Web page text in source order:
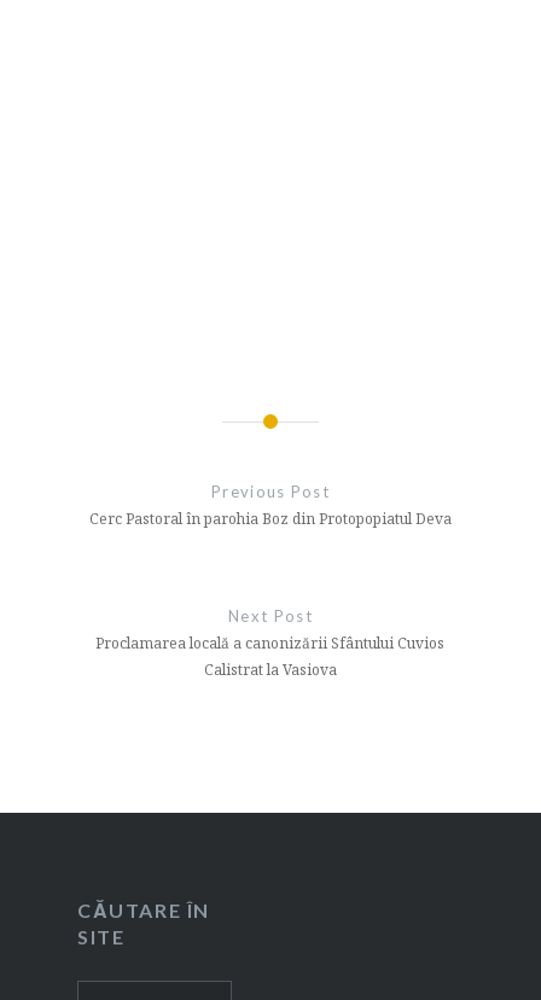
articole
Previous Post
Cerc Pastoral în parohia Boz din Protopopiatul Deva
Next Post
Proclamarea locală a canonizării Sfântului Cuvios
Calistrat la Vasiova
CĂUTARE ÎN
SITE